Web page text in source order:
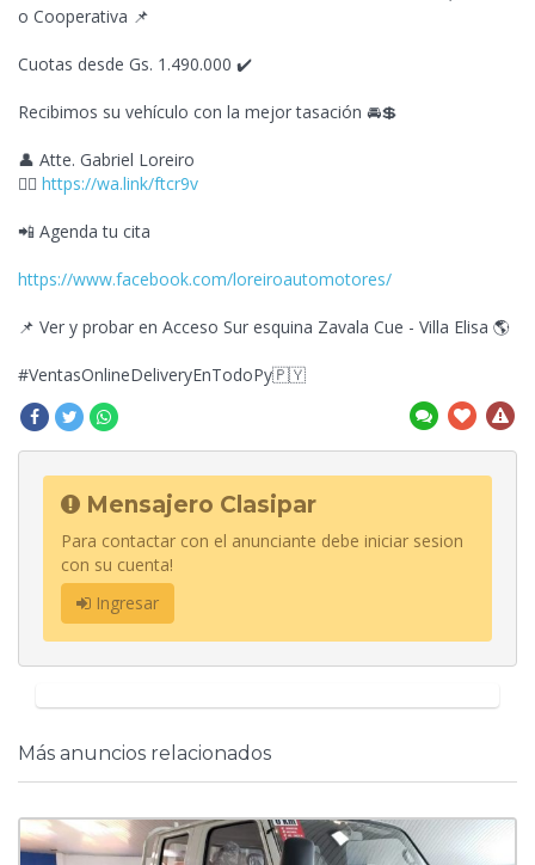
o Cooperativa 📌
Cuotas desde Gs. 1.490.000 ✔️
Recibimos su vehículo con la mejor tasación 🚘💲
👤 Atte. Gabriel Loreiro
👉🏼 https://wa.link/ftcr9v
📲 Agenda tu cita
https://www.facebook.com/loreiroautomotores/
📌 Ver y probar en Acceso Sur esquina Zavala Cue - Villa Elisa 🌎
#VentasOnlineDeliveryEnTodoPy🇵🇾
Mensajero Clasipar
Para contactar con el anunciante debe iniciar sesion
con su cuenta!
Ingresar
Más anuncios relacionados